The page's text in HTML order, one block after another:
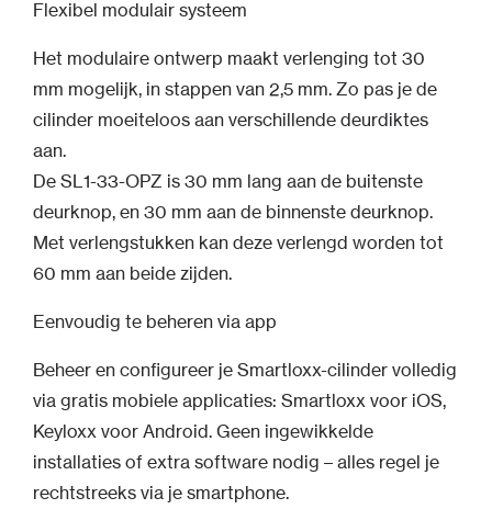
Flexibel modulair systeem
Het modulaire ontwerp maakt verlenging tot 30
mm mogelijk, in stappen van 2,5 mm. Zo pas je de
cilinder moeiteloos aan verschillende deurdiktes
aan.
De SL1-33-OPZ is 30 mm lang aan de buitenste
deurknop, en 30 mm aan de binnenste deurknop.
Met verlengstukken kan deze verlengd worden tot
60 mm aan beide zijden.
Eenvoudig te beheren via app
Beheer en configureer je Smartloxx-cilinder volledig
via gratis mobiele applicaties: Smartloxx voor iOS,
Keyloxx voor Android. Geen ingewikkelde
installaties of extra software nodig – alles regel je
rechtstreeks via je smartphone.